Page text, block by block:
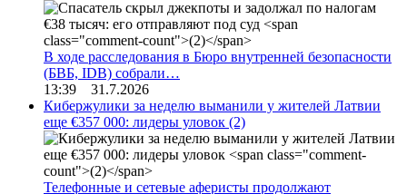
В ходе расследования в Бюро внутренней безопасности
(БВБ, IDB) собрали…
13:39 31.7.2026
Кибержулики за неделю выманили у жителей Латвии
еще €357 000: лидеры уловок (2)
Телефонные и сетевые аферисты продолжают